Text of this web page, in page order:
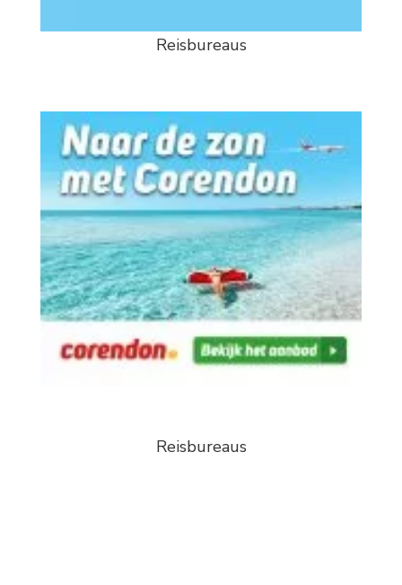
Reisbureaus
Reisbureaus